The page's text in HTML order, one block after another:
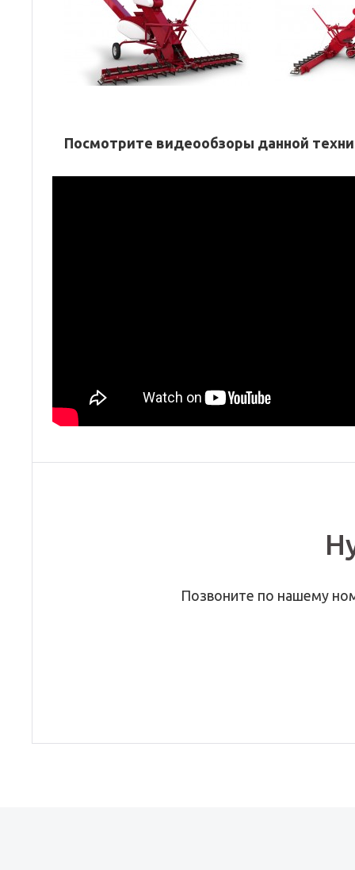
Посмотрите видеообзоры данной
Позвоните по нашему